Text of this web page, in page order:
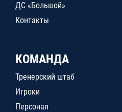
ДС «Большой»
Контакты
КОМАНДА
Тренерский штаб
Игроки
Персонал